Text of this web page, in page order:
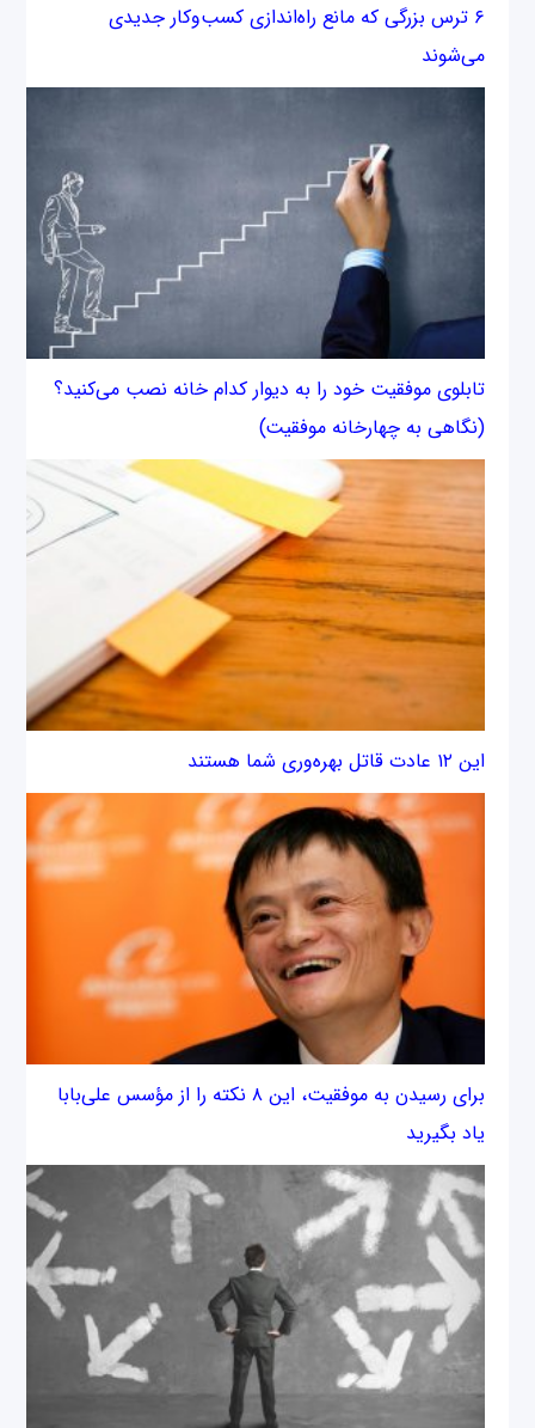
۶ ترس بزرگی که مانع راه‌اندازی کسب‌وکار جدیدی
می‌شوند
تابلوی موفقیت خود را به دیوار کدام خانه نصب می‌کنید؟
(نگاهی به چهارخانه موفقیت)
این ۱۲ عادت قاتل بهره‌وری شما هستند
برای رسیدن به موفقیت، این ۸ نکته را از مؤسس علی‌بابا
یاد بگیرید